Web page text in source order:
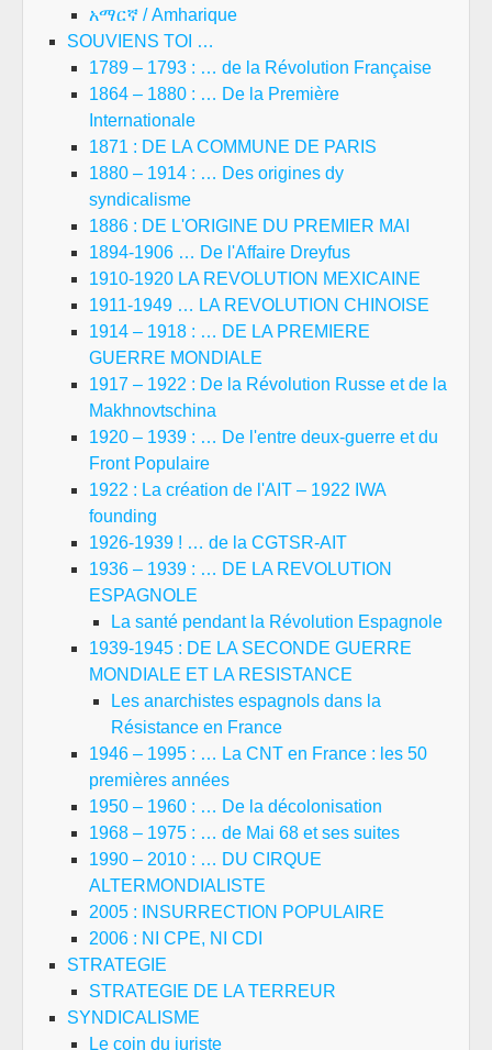
አማርኛ / Amharique
SOUVIENS TOI …
1789 – 1793 : … de la Révolution Française
1864 – 1880 : … De la Première
Internationale
1871 : DE LA COMMUNE DE PARIS
1880 – 1914 : … Des origines dy
syndicalisme
1886 : DE L'ORIGINE DU PREMIER MAI
1894-1906 … De l'Affaire Dreyfus
1910-1920 LA REVOLUTION MEXICAINE
1911-1949 … LA REVOLUTION CHINOISE
1914 – 1918 : … DE LA PREMIERE
GUERRE MONDIALE
1917 – 1922 : De la Révolution Russe et de la
Makhnovtschina
1920 – 1939 : … De l'entre deux-guerre et du
Front Populaire
1922 : La création de l'AIT – 1922 IWA
founding
1926-1939 ! … de la CGTSR-AIT
1936 – 1939 : … DE LA REVOLUTION
ESPAGNOLE
La santé pendant la Révolution Espagnole
1939-1945 : DE LA SECONDE GUERRE
MONDIALE ET LA RESISTANCE
Les anarchistes espagnols dans la
Résistance en France
1946 – 1995 : … La CNT en France : les 50
premières années
1950 – 1960 : … De la décolonisation
1968 – 1975 : … de Mai 68 et ses suites
1990 – 2010 : … DU CIRQUE
ALTERMONDIALISTE
2005 : INSURRECTION POPULAIRE
2006 : NI CPE, NI CDI
STRATEGIE
STRATEGIE DE LA TERREUR
SYNDICALISME
Le coin du juriste